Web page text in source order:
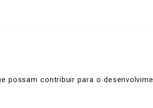
possam contribuir para o